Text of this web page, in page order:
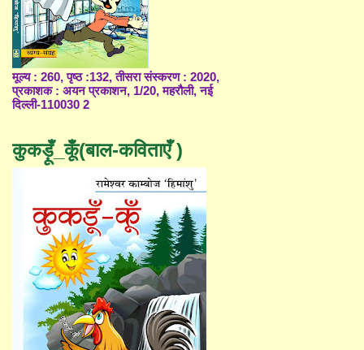
मूल्य : 260, पृष्ठ :132, तीसरा संस्करण : 2020,
प्रकाशक : अयन प्रकाशन, 1/20, महरौली, नई
दिल्ली-110030 2
कुकड़ूँ_कूँ(बाल-कविताएँ )